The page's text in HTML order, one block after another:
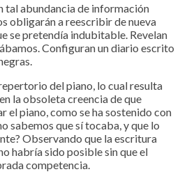
tal abundancia de información
obligarán a reescribir de nueva
se pretendía indubitable. Revelan
Configuran un diario escrito
del piano, lo cual resulta
la obsoleta creencia de que
el piano, como se ha sostenido con
sabemos que sí tocaba, y que lo
Observando que la escritura
habría sido posible sin que el
competencia.